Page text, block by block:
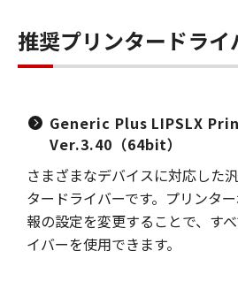
推奨プリンタードライ
Generic Plus LIPSLX
Ver.3.40（64bit）
さまざまなデバイスに対応した
タードライバーです。プリンタ
報の設定を変更することで、す
イバーを使用できます。